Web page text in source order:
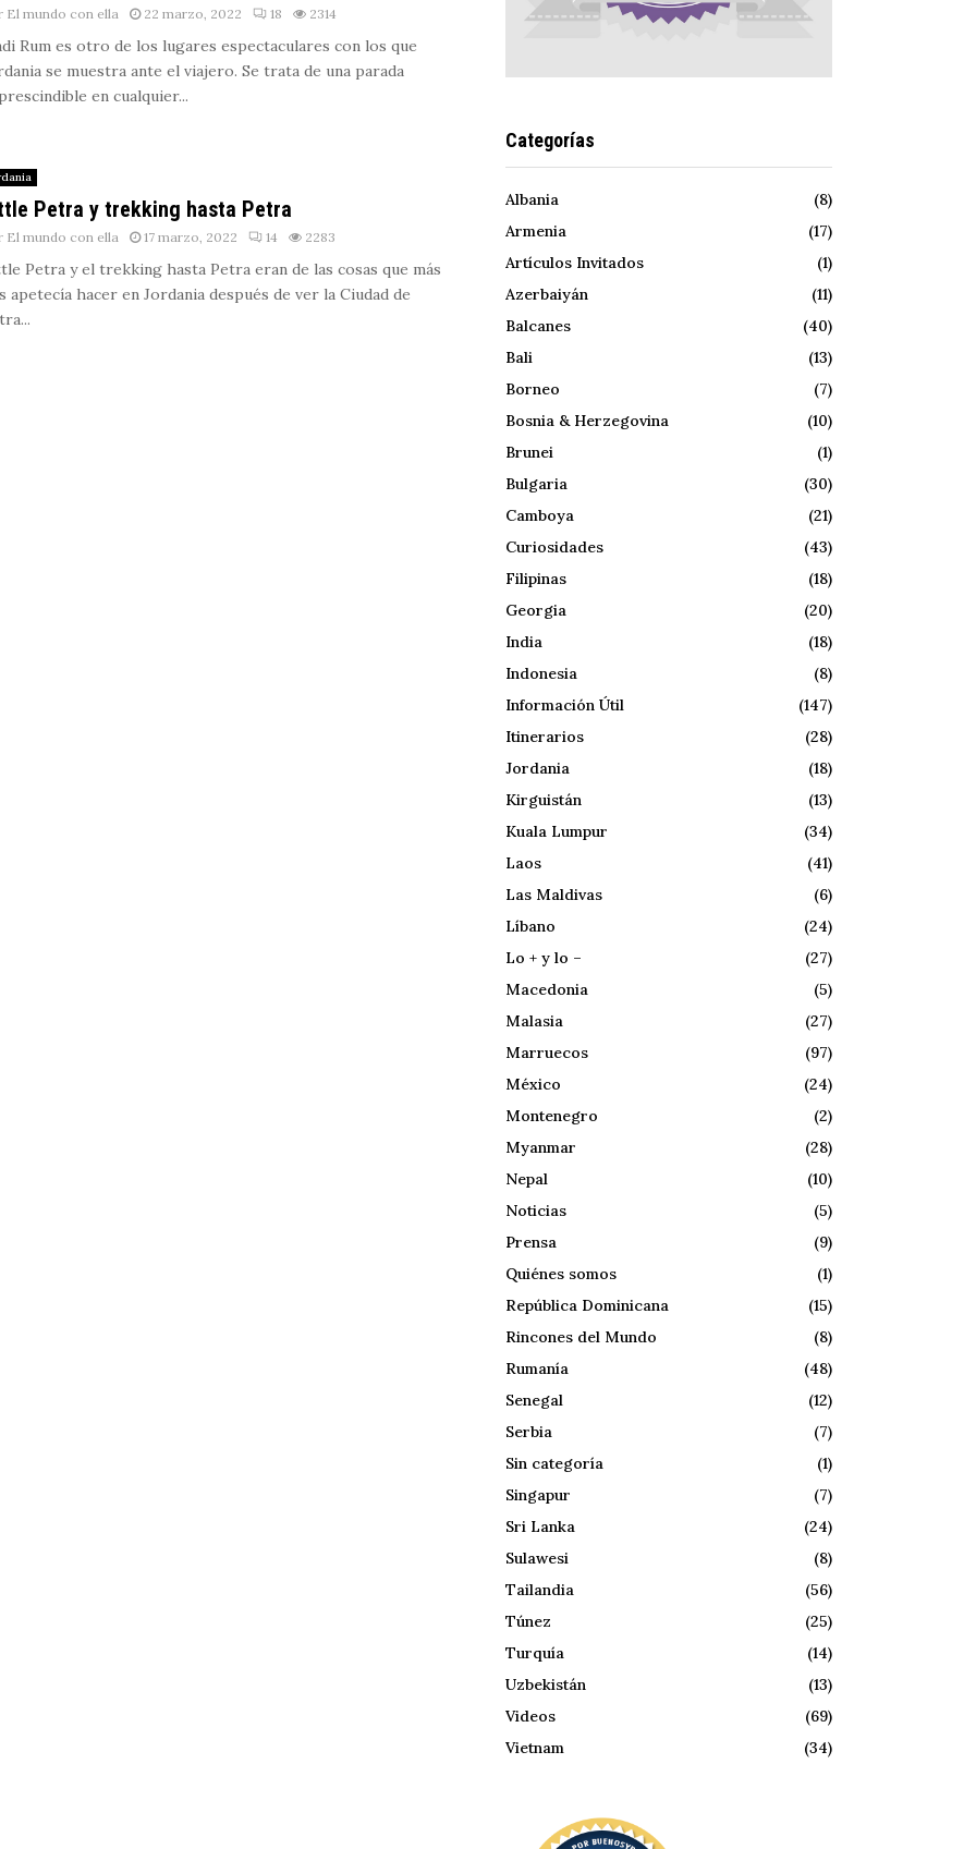
El mundo con ella 22 marzo, 2022 18 2314
Rum es otro de los lugares espectaculares con los que
se muestra ante el viajero. Se trata de una parada
en cualquier...
Petra y trekking hasta Petra
El mundo con ella 17 marzo, 2022 14 2283
Petra y el trekking hasta Petra eran de las cosas que más
apetecía hacer en Jordania después de ver la Ciudad de
Categorías
Albania
(8)
Armenia
(17)
Artículos Invitados
(1)
Azerbaiyán
(11)
Balcanes
(40)
Bali
(13)
Borneo
(7)
Bosnia & Herzegovina
(10)
Brunei
(1)
Bulgaria
(30)
Camboya
(21)
Curiosidades
(43)
Filipinas
(18)
Georgia
(20)
India
(18)
Indonesia
(8)
Información Útil
(147)
Itinerarios
(28)
Jordania
(18)
Kirguistán
(13)
Kuala Lumpur
(34)
Laos
(41)
Las Maldivas
(6)
Líbano
(24)
Lo + y lo –
(27)
Macedonia
(5)
Malasia
(27)
Marruecos
(97)
México
(24)
Montenegro
(2)
Myanmar
(28)
Nepal
(10)
Noticias
(5)
Prensa
(9)
Quiénes somos
(1)
República Dominicana
(15)
Rincones del Mundo
(8)
Rumanía
(48)
Senegal
(12)
Serbia
(7)
Sin categoría
(1)
Singapur
(7)
Sri Lanka
(24)
Sulawesi
(8)
Tailandia
(56)
Túnez
(25)
Turquía
(14)
Uzbekistán
(13)
Videos
(69)
Vietnam
(34)